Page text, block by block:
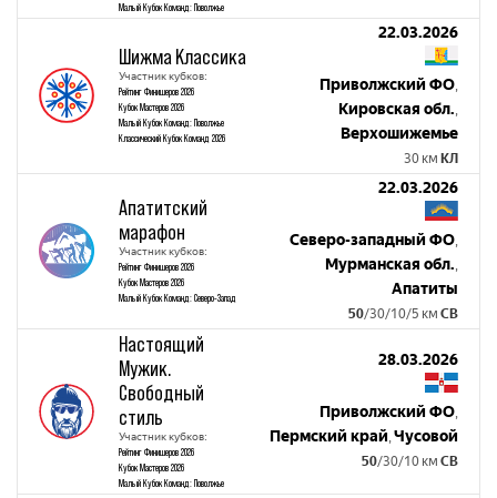
Малый Кубок Команд: Поволжье
Шижма Классика
Участник кубков:
Рейтинг Финишеров 2026
Кубок Мастеров 2026
Малый Кубок Команд: Поволжье
Классический Кубок Команд 2026
22.03.2026
Приволжский ФО,
Кировская обл.,
Верхошижемье
30 км КЛ
Апатитский
марафон
Участник кубков:
Рейтинг Финишеров 2026
Кубок Мастеров 2026
Малый Кубок Команд: Северо-Запад
22.03.2026
Северо-западный ФО,
Мурманская обл.,
Апатиты
50/30/10/5 км СВ
Настоящий
Мужик.
Свободный
стиль
Участник кубков:
Рейтинг Финишеров 2026
Кубок Мастеров 2026
Малый Кубок Команд: Поволжье
28.03.2026
Приволжский ФО,
Пермский край,Чусовой
50/30/10 км СВ